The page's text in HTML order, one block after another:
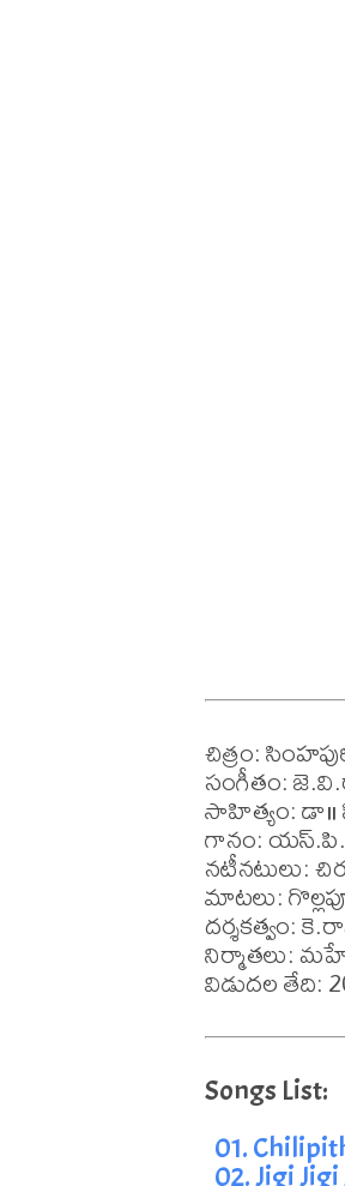
చిత్రం:
సంగీతం:
సాహిత్యం: డా॥
గానం:
నటీనటులు:
మాటలు:
దర్శకత్వం:
నిర్మాతలు:
విడుదల తేది:
01.
02. Jigi